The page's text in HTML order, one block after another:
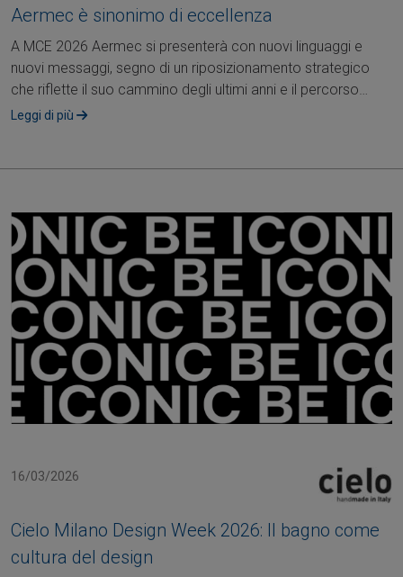
Aermec è sinonimo di eccellenza
A MCE 2026 Aermec si presenterà con nuovi linguaggi e
nuovi messaggi, segno di un riposizionamento strategico
che riflette il suo cammino degli ultimi anni e il percorso
intrapreso per il futuro.Come....
Leggi di più
16/03/2026
Cielo Milano Design Week 2026: Il bagno come
cultura del design